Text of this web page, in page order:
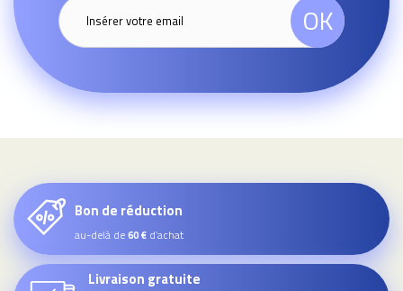
OK
Bon de réduction
au-delà de60 € d’achat
Livraison gratuite